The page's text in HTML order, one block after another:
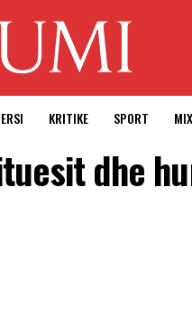
KRITIKE SPORT MIX
dhe